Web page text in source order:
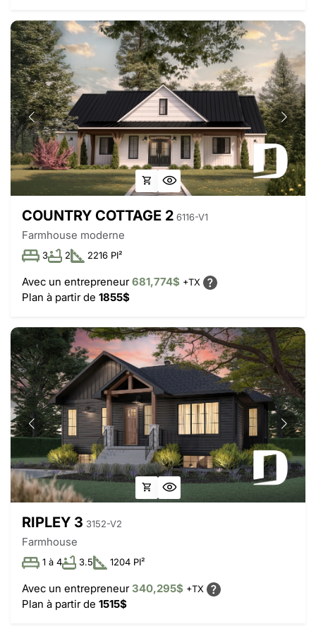
COUNTRY COTTAGE 2 6116-V1
Farmhouse moderne
3 2 2216 PI²
Avec un entrepreneur681,774$ +TX
Plan à partir de 1855$
RIPLEY 3 3152-V2
Farmhouse
1 à 4 3.5 1204 PI²
Avec un entrepreneur340,295$ +TX
Plan à partir de 1515$